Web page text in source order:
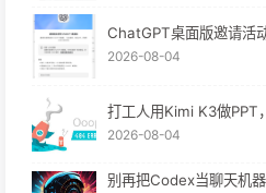
ChatGPT桌面版邀请活
2026-08-04
打工人用Kimi K3做PPT
2026-08-04
别再把Codex当聊天机